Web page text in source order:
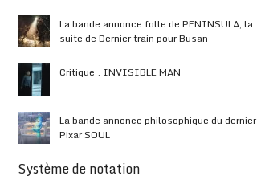
La bande annonce folle de PENINSULA, la
suite de Dernier train pour Busan
Critique : INVISIBLE MAN
La bande annonce philosophique du dernier
Pixar SOUL
Système de notation